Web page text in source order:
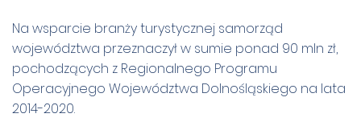
Na wsparcie branży turystycznej samorząd
województwa przeznaczył w sumie ponad 90 mln zł,
pochodzących z Regionalnego Programu
Operacyjnego Województwa Dolnośląskiego na lata
2014-2020.